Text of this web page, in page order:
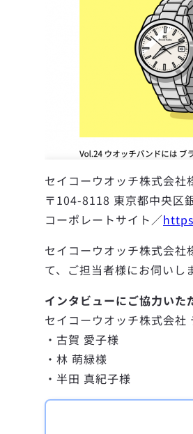
セイコーウオッチ株式会社
〒104-8118 東京都中央区
コーポレートサイト／
セイコーウオッチ株式会
て、ご担当者様にお伺いし
インタビューにご協力いた
セイコーウオッチ株式会社
・古賀 愛子様
・林 萌緑様
・半田 真紀子様